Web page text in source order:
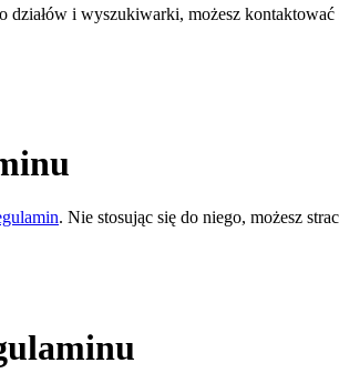
działów i wyszukiwarki, możesz
. Nie stosując się do niego, możesz